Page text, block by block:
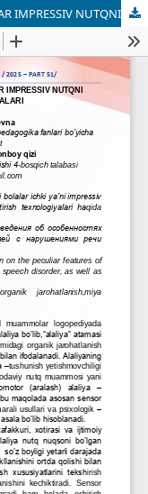
ALALIYA NUTQ NUQSONIGA EGA BOLALAR IMPRESSIV NUTQNI SHAKLLANTIRISH TEXNOLOGIYALARI